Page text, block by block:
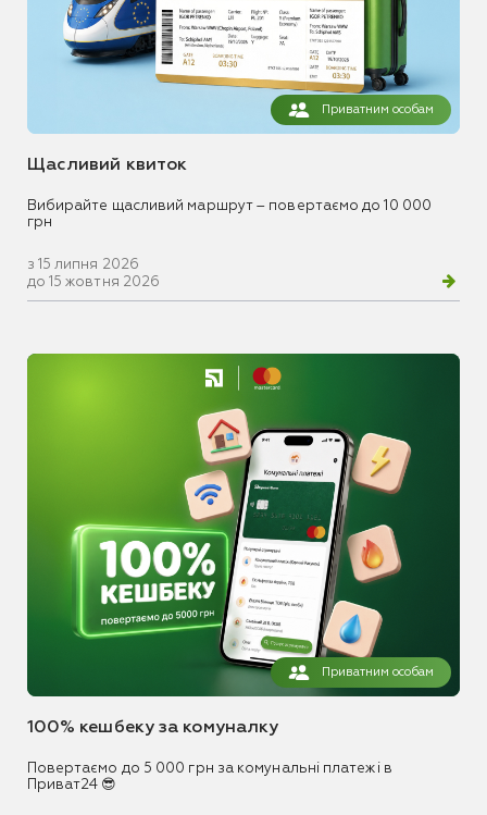
Приватним особам
Щасливий квиток
Вибирайте щасливий маршрут – повертаємо до 10 000
грн
з 15 липня 2026
до 15 жовтня 2026
Приватним особам
100% кешбеку за комуналку
Повертаємо до 5 000 грн за комунальні платежі в
Приват24 😎